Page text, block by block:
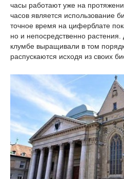
часы работают уже на
часов является использование
точное время на циферблате
но и непосредственно растения.
клумбе выращивали в том
распускаются исходя из своих